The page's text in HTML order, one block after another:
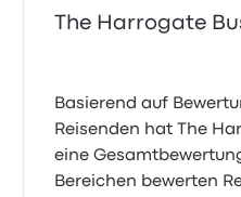
The Harrogate
Basierend auf
Reisenden hat The
eine
Bereichen bewerten